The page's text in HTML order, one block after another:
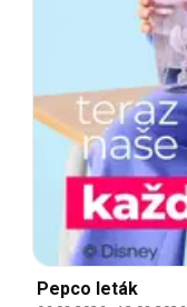
Pepco leták